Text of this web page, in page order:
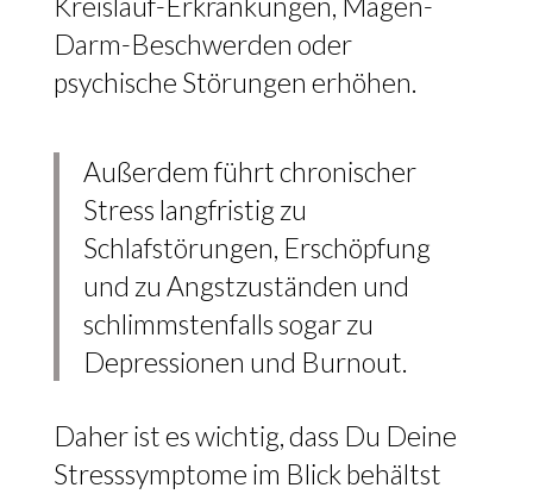
Darm-Beschwerden oder
psychische Störungen erhöhen.
Außerdem führt chronischer
Stress langfristig zu
Schlafstörungen, Erschöpfung
und zu Angstzuständen und
schlimmstenfalls sogar zu
Depressionen und Burnout.
Daher ist es wichtig, dass Du Deine
Stresssymptome im Blick behältst